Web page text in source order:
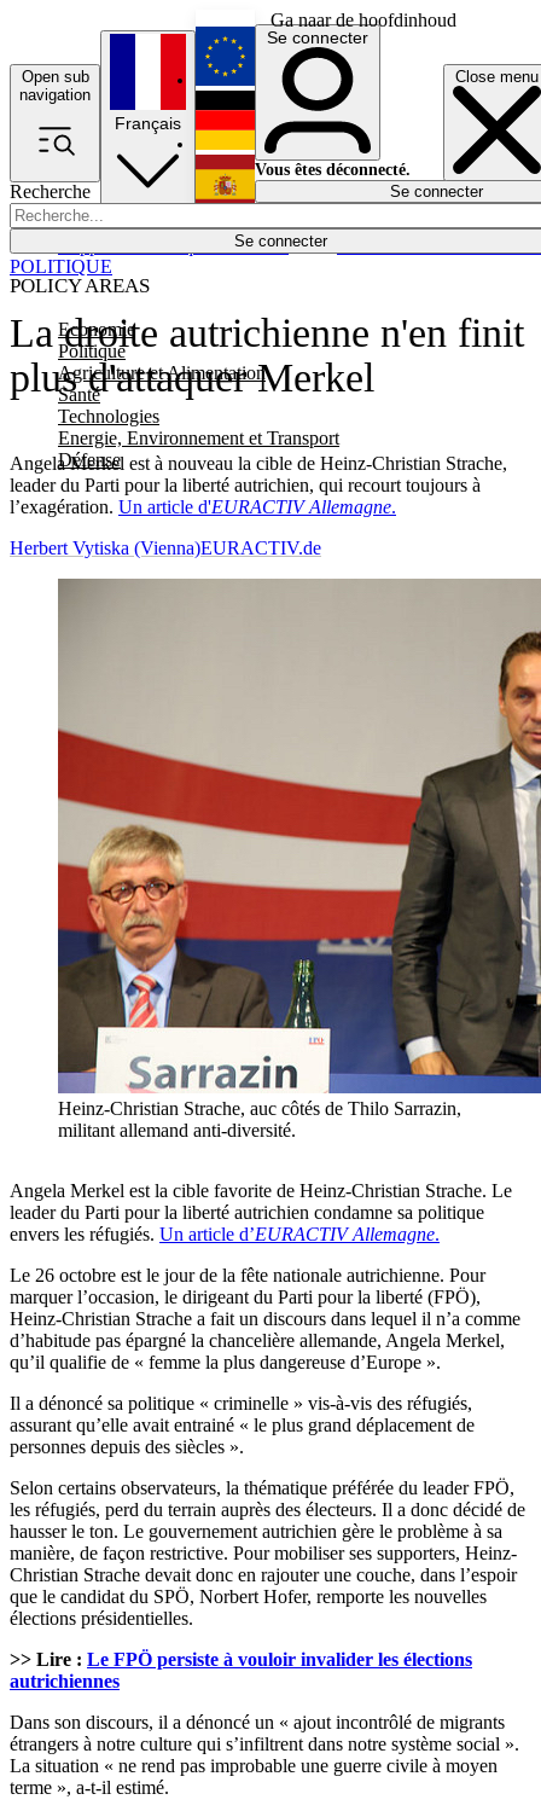
Ga naar de hoofdinhoud
Open sub
navigation
Close menu
Recherche
Se connecter
POLICY AREAS
Economie
Politique
Agriculture et Alimentation
Santé
Technologies
Energie, Environnement et Transport
Défense
Économie
Français
English
Deutsch
Español
Se connecter
Vous êtes déconnecté.
Se connecter
La droite autrichienne n'en finit
plus d'attaquer Merkel
Angela Merkel est à nouveau la cible de Heinz-Christian Strache,
leader du Parti pour la liberté autrichien, qui recourt toujours à
l’exagération. Un article d'EURACTIV Allemagne.
POLITIQUE
Herbert Vytiska (Vienna)EURACTIV.de
Heinz-Christian Strache, auc côtés de Thilo Sarrazin,
militant allemand anti-diversité.
Angela Merkel est la cible favorite de Heinz-Christian Strache. Le
leader du Parti pour la liberté autrichien condamne sa politique
envers les réfugiés. Un article d’EURACTIV Allemagne.
Le 26 octobre est le jour de la fête nationale autrichienne. Pour
marquer l’occasion, le dirigeant du Parti pour la liberté (FPÖ),
Heinz-Christian Strache a fait un discours dans lequel il n’a comme
d’habitude pas épargné la chancelière allemande, Angela Merkel,
qu’il qualifie de « femme la plus dangereuse d’Europe ».
Il a dénoncé sa politique « criminelle » vis-à-vis des réfugiés,
assurant qu’elle avait entrainé « le plus grand déplacement de
personnes depuis des siècles ».
Selon certains observateurs, la thématique préférée du leader FPÖ,
les réfugiés, perd du terrain auprès des électeurs. Il a donc décidé de
hausser le ton. Le gouvernement autrichien gère le problème à sa
manière, de façon restrictive. Pour mobiliser ses supporters, Heinz-
Christian Strache devait donc en rajouter une couche, dans l’espoir
que le candidat du SPÖ, Norbert Hofer, remporte les nouvelles
élections présidentielles.
>> Lire : Le FPÖ persiste à vouloir invalider les élections
autrichiennes
Dans son discours, il a dénoncé un « ajout incontrôlé de migrants
étrangers à notre culture qui s’infiltrent dans notre système social ».
La situation « ne rend pas improbable une guerre civile à moyen
terme », a-t-il estimé.